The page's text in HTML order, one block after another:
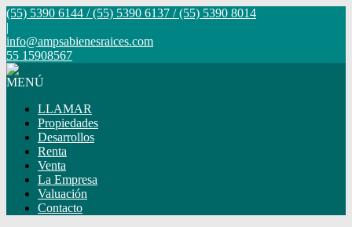
(55) 5390 6144 / (55) 5390 6137 / (55) 5390 8014
|
info@ampsabienesraices.com
55 15908567
MENÚ
LLAMAR
Propiedades
Desarrollos
Renta
Venta
La Empresa
Valuación
Contacto